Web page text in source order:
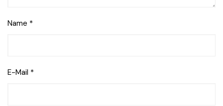
Name *
E-Mail *